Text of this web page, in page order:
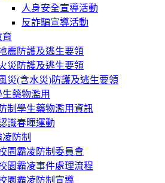
人身安全宣導活動
反詐騙宣導活動
育
震防護及逃生要領
災防護及逃生要領
災(含水災)防護及逃生要領
生藥物濫用
防制學生藥物濫用資訊
識春暉運動
防制
園霸凌防制委員會
園霸凌事件處理流程
園霸凌防制宣導